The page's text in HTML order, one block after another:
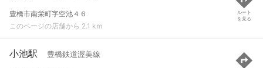
豊橋市南栄町字空池４６
このページの店舗から 2.1 km
ルート
を見る
小池駅 豊橋鉄道渥美線